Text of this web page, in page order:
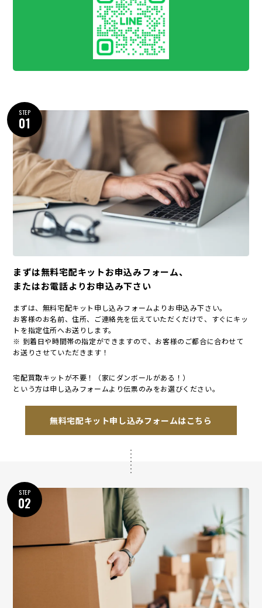
STEP
01
まずは無料宅配キットお申込みフォーム、
またはお電話よりお申込み下さい
まずは、無料宅配キット申し込みフォームよりお申込み下さい。
お客様のお名前、住所、ご連絡先を伝えていただくだけで、すぐにキッ
トを指定住所へお送りします。
※ 到着日や時間帯の指定ができますので、お客様のご都合に合わせて
お送りさせていただきます！
宅配買取キットが不要！（家にダンボールがある！）
という方は申し込みフォームより伝票のみをお選びください。
無料宅配キット申し込みフォームはこちら
STEP
02